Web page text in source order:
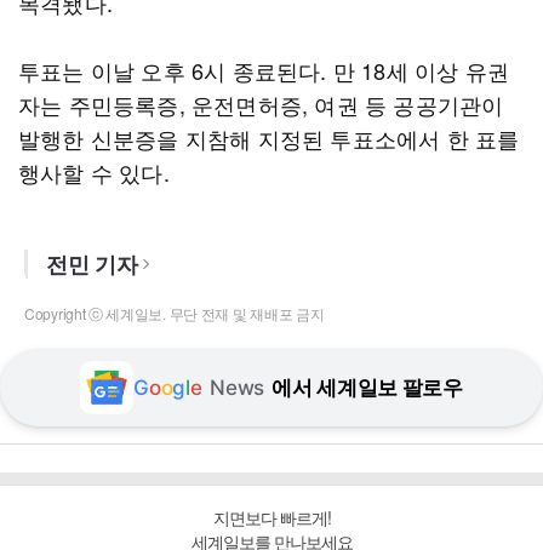
투표는 이날 오후 6시 종료된다. 만 18세 이상 유권
자는 주민등록증, 운전면허증, 여권 등 공공기관이
발행한 신분증을 지참해 지정된 투표소에서 한 표를
행사할 수 있다.
전민 기자
Copyright ⓒ 세계일보. 무단 전재 및 재배포 금지
Google News 에서 세계일보 팔로우
지면보다 빠르게!
세계일보를 만나보세요